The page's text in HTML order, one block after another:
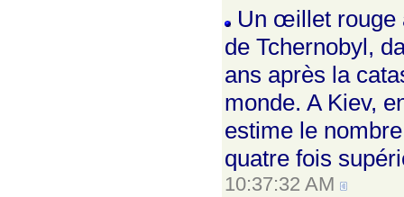
Un œillet rouge
de Tchernobyl,
ans après la
monde. A Kiev,
estime le
quatre fois
10:37:32 AM